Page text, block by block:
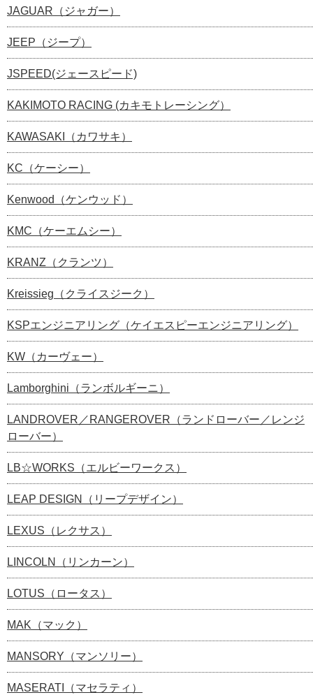
JAGUAR（ジャガー）
JEEP（ジープ）
JSPEED(ジェースピード)
KAKIMOTO RACING (カキモトレーシング）
KAWASAKI（カワサキ）
KC（ケーシー）
Kenwood（ケンウッド）
KMC（ケーエムシー）
KRANZ（クランツ）
Kreissieg（クライスジーク）
KSPエンジニアリング（ケイエスピーエンジニアリング）
KW（カーヴェー）
Lamborghini（ランボルギーニ）
LANDROVER／RANGEROVER（ランドローバー／レンジ
ローバー）
LB☆WORKS（エルビーワークス）
LEAP DESIGN（リープデザイン）
LEXUS（レクサス）
LINCOLN（リンカーン）
LOTUS（ロータス）
MAK（マック）
MANSORY（マンソリー）
MASERATI（マセラティ）